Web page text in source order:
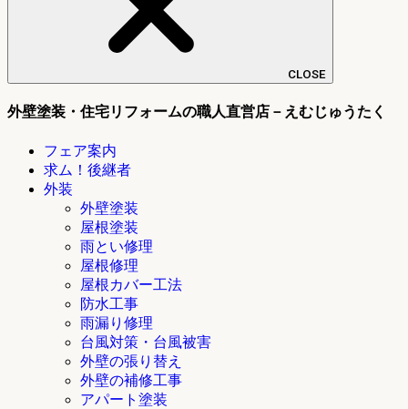
CLOSE
外壁塗装・住宅リフォームの職人直営店－えむじゅうたく
フェア案内
求ム！後継者
外装
外壁塗装
屋根塗装
雨とい修理
屋根修理
屋根カバー工法
防水工事
雨漏り修理
台風対策・台風被害
外壁の張り替え
外壁の補修工事
アパート塗装